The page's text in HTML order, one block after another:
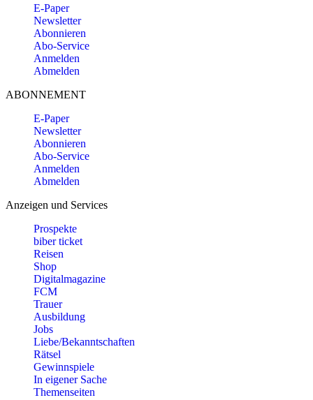
E-Paper
Newsletter
Abonnieren
Abo-Service
Anmelden
Abmelden
ABONNEMENT
E-Paper
Newsletter
Abonnieren
Abo-Service
Anmelden
Abmelden
Anzeigen und Services
Prospekte
biber ticket
Reisen
Shop
Digitalmagazine
FCM
Trauer
Ausbildung
Jobs
Liebe/Bekanntschaften
Rätsel
Gewinnspiele
In eigener Sache
Themenseiten